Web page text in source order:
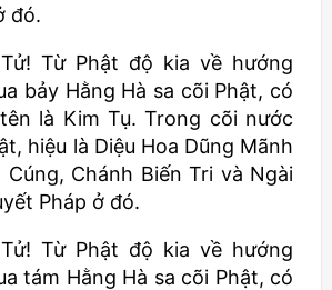
đó.
Từ Phật độ kia về hướng
bảy Hằng Hà sa cõi Phật, có
là Kim Tụ. Trong cõi nước
hiệu là Diệu Hoa Dũng Mãnh
Chánh Biến Tri và Ngài
Pháp ở đó.
Từ Phật độ kia về hướng
tám Hằng Hà sa cõi Phật, có